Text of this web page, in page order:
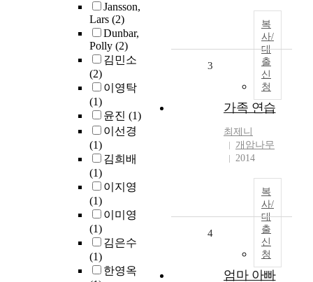
Jansson,
Lars (2)
Dunbar,
Polly (2)
김민소
(2)
이영탁
(1)
윤진 (1)
이선경
(1)
김희배
(1)
이지영
(1)
이미영
(1)
김은수
(1)
한영옥
복
사/
대
출
신
청
3
가족 연습
최제니
개암나무
2014
복
사/
대
출
신
청
4
엄마 아빠